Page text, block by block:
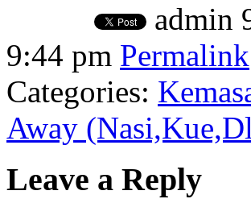
admin
9:44 pm Permalink
Categories:
Away
Leave a Reply